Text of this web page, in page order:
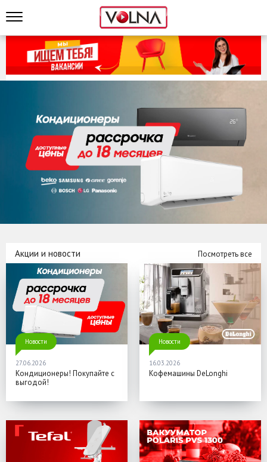
Акции и новости Посмотреть все
Новости
27.06.2026
Кондиционеры! Покупайте с
выгодой!
Новости
16.03.2026
Кофемашины DeLonghi